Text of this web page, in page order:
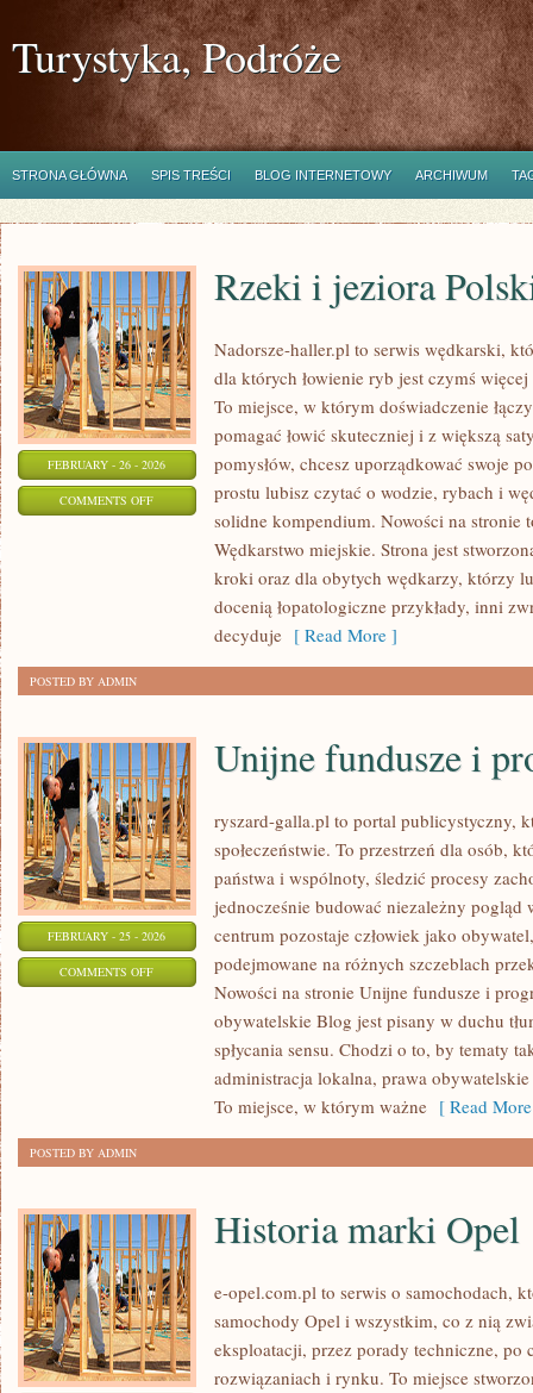
Turystyka, Podróże
STRONA GŁÓWNA SPIS TREŚCI BLOG INTERNETOWY ARCHIWUM
FEBRUARY - 26 - 2026
COMMENTS OFFON
Rzeki i jeziora
Nadorsze-haller.pl to serwis wędkarski,
dla których łowienie ryb jest czymś
To miejsce, w którym doświadczenie
pomagać łowić skuteczniej i z większą
pomysłów, chcesz uporządkować swoje
prostu lubisz czytać o wodzie, rybach i
solidne kompendium. Nowości na stronie
Wędkarstwo miejskie. Strona jest
kroki oraz dla obytych wędkarzy, którzy
docenią łopatologiczne przykłady, inni
decyduje [ Read More ]
POSTED BY ADMIN
FEBRUARY - 25 - 2026
COMMENTS OFFON
FUNDUSZE
PROGRAMY
Unijne fundusze i
ryszard-galla.pl to portal publicystyczny,
społeczeństwie. To przestrzeń dla osób,
państwa i wspólnoty, śledzić procesy
jednocześnie budować niezależny
centrum pozostaje człowiek jako
podejmowane na różnych szczeblach
Nowości na stronie Unijne fundusze i
obywatelskie Blog jest pisany w duchu
spłycania sensu. Chodzi o to, by tematy
administracja lokalna, prawa
To miejsce, w którym ważne [ Read
POSTED BY ADMIN
Historia marki Opel
e-opel.com.pl to serwis o samochodach,
samochody Opel i wszystkim, co z nią
eksploatacji, przez porady techniczne, po
rozwiązaniach i rynku. To miejsce